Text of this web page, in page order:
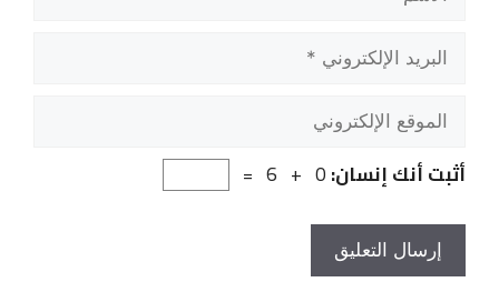
البريد
الإلكتروني
الموقع
الإلكتروني
أثبت أنك إنسان:0 + 6 =